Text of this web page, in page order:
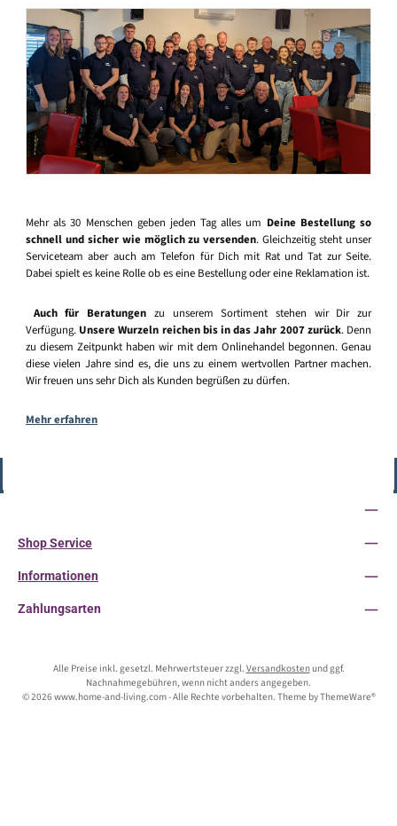
Mehr als 30 Menschen geben jeden Tag alles um Deine Bestellung so
schnell und sicher wie möglich zu versenden. Gleichzeitig steht unser
Serviceteam aber auch am Telefon für Dich mit Rat und Tat zur Seite.
Dabei spielt es keine Rolle ob es eine Bestellung oder eine Reklamation ist.
Auch für Beratungen zu unserem Sortiment stehen wir Dir zur
Verfügung. Unsere Wurzeln reichen bis in das Jahr 2007 zurück. Denn
zu diesem Zeitpunkt haben wir mit dem Onlinehandel begonnen. Genau
diese vielen Jahre sind es, die uns zu einem wertvollen Partner machen.
Wir freuen uns sehr Dich als Kunden begrüßen zu dürfen.
Mehr erfahren
Shop Service
Informationen
Zahlungsarten
Alle Preise inkl. gesetzl. Mehrwertsteuer zzgl. Versandkostenund ggf.
Nachnahmegebühren, wenn nicht anders angegeben.
© 2026 www.home-and-living.com - Alle Rechte vorbehalten. Theme byThemeWare®